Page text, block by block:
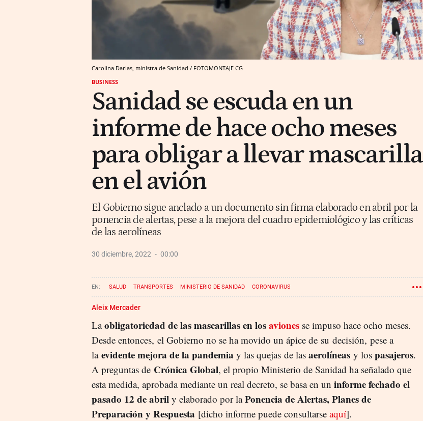
Carolina Darias, ministra de Sanidad / FOTOMONTAJE CG
BUSINESS
Sanidad se escuda en un
informe de hace ocho meses
para obligar a llevar mascarilla
en el avión
El Gobierno sigue anclado a un documento sin firma elaborado en abril por la
ponencia de alertas, pese a la mejora del cuadro epidemiológico y las críticas
de las aerolíneas
30 diciembre, 2022 00:00
SALUD TRANSPORTES MINISTERIO DE SANIDAD CORONAVIRUS
Aleix Mercader
Laobligatoriedad de las mascarillas en losaviones se impuso hace ocho meses.
Desde entonces, el Gobierno no se ha movido un ápice de su decisión, pese a
la evidente mejora de la pandemia y las quejas de las aerolíneas y los pasajeros.
A preguntas de Crónica Global, el propio Ministerio de Sanidad ha señalado que
esta medida, aprobada mediante un real decreto, se basa en un informe fechado el
pasado 12 de abril y elaborado por laPonencia de Alertas, Planes de
Preparación y Respuesta [dicho informe puede consultarse aquí].